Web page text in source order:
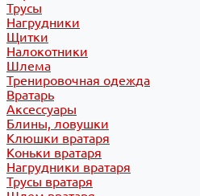
Трусы
Нагрудники
Щитки
Налокотники
Шлема
Тренировочная одежда
Вратарь
Аксессуары
Блины, ловушки
Клюшки вратаря
Коньки вратаря
Нагрудники вратаря
Трусы вратаря